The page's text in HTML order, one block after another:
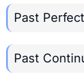
Past Perfect
Past